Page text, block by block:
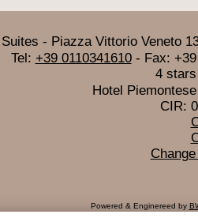
- Piazza Vittorio Veneto
Tel: +39 0110341610- Fax:
4
Hotel
CIR:
Powered & Enginereed by